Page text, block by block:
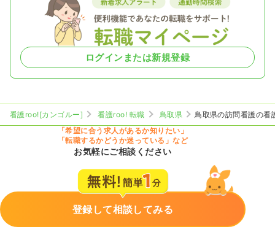
ログインまたは新規登録
看護roo![カンゴルー] 看護roo! 転職 鳥取県
鳥取県の訪問看護の看
「希望に合う求人があるか知りたい」
「転職するかどうか迷っている」など
お気軽にご相談ください
登録して相談してみる